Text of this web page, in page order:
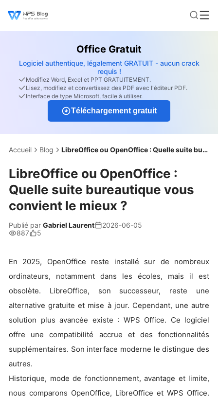
Office Gratuit
Logiciel authentique, légalement GRATUIT - aucun crack
requis !
Modifiez Word, Excel et PPT GRATUITEMENT.
Lisez, modifiez et convertissez des PDF avec l'éditeur PDF.
Interface de type Microsoft, facile à utiliser.
Téléchargement gratuit
Accueil Blog LibreOffice ou OpenOffice : Quelle suite bureautique vous convient le mieux ?
LibreOffice ou OpenOffice :
Quelle suite bureautique vous
convient le mieux ?
Publié par Gabriel Laurent
2026-06-05
887
5
En 2025, OpenOffice reste installé sur de nombreux
ordinateurs, notamment dans les écoles, mais il est
obsolète. LibreOffice, son successeur, reste une
alternative gratuite et mise à jour. Cependant, une autre
solution plus avancée existe : WPS Office. Ce logiciel
offre une compatibilité accrue et des fonctionnalités
supplémentaires. Son interface moderne le distingue des
autres.
Historique, mode de fonctionnement, avantage et limite,
nous comparons OpenOffice, LibreOffice et WPS Office.